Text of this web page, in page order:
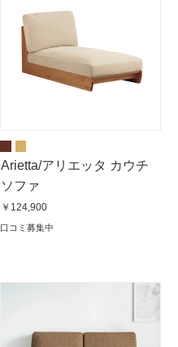
Arietta/アリエッタ カウチ
ソファ
￥124,900
口コミ募集中